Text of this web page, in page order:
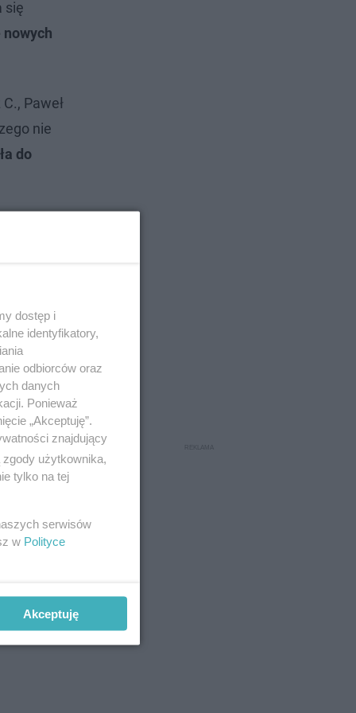
się
nowych
Paweł
nie
do
dostęp i
identyfikatory,
odbiorców oraz
danych
Ponieważ
„Akceptuję”.
znajdujący
użytkownika,
tylko na tej
serwisów
w Polityce
Akceptuję